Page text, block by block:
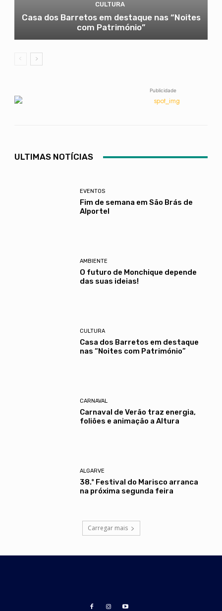
CULTURA
Casa dos Barretos em destaque nas “Noites
com Património”
Publicidade
ULTIMAS NOTÍCIAS
EVENTOS
Fim de semana em São Brás de
Alportel
AMBIENTE
O futuro de Monchique depende
das suas ideias!
CULTURA
Casa dos Barretos em destaque
nas “Noites com Património”
CARNAVAL
Carnaval de Verão traz energia,
foliões e animação a Altura
ALGARVE
38.º Festival do Marisco arranca
na próxima segunda feira
Carregar mais